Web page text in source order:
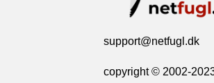
support@netfugl.dk
copyright © 2002-